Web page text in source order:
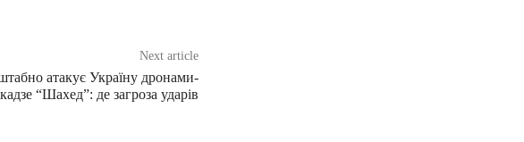
Next article
атакує Україну дронами-
“Шахед”: де загроза ударів